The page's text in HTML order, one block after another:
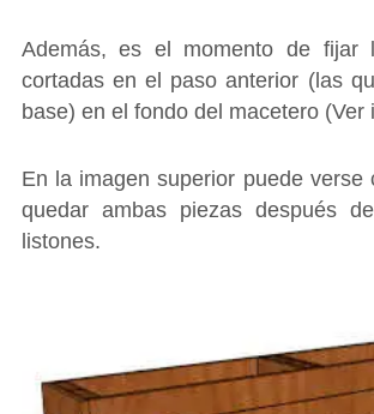
Además, es el momento de fijar
cortadas en el paso anterior (las
base) en el fondo del macetero (Ver
En la imagen superior puede verse
quedar ambas piezas después
listones.